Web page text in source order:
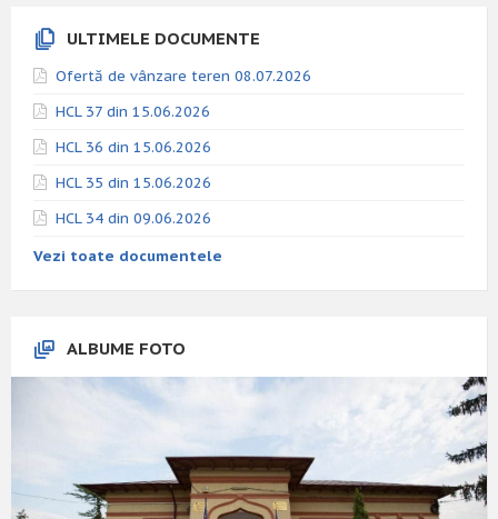
ULTIMELE DOCUMENTE
Ofertă de vânzare teren 08.07.2026
HCL 37 din 15.06.2026
HCL 36 din 15.06.2026
HCL 35 din 15.06.2026
HCL 34 din 09.06.2026
Vezi toate documentele
ALBUME FOTO